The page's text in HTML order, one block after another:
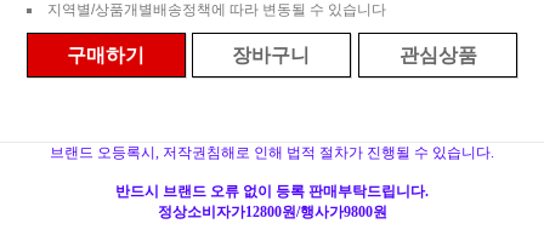
지역별/상품개별배송정책에 따라 변동될 수 있습니다
구매하기 장바구니 관심상품
브랜드 오등록시, 저작권침해로 인해 법적 절차가 진행될 수 있습니다.
반드시 브랜드 오류 없이 등록 판매부탁드립니다.
정상소비자가12800원/행사가9800원